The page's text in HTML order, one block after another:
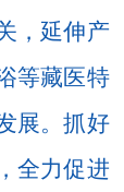
，延伸产
等藏医特
展。抓好
全力促进